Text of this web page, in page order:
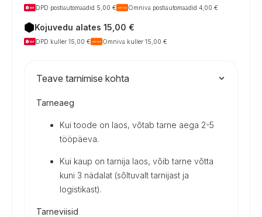
Ø22
kogus
DPD postiautomaadid 5,00 € Omniva postiautomaadid 4,00 €
Kojuvedu alates 15,00 €
DPD kuller 15,00 € Omniva kuller 15,00 €
Teave tarnimise kohta
Tarneaeg
Kui toode on laos, võtab tarne aega 2-5
tööpäeva.
Kui kaup on tarnija laos, võib tarne võtta
kuni 3 nädalat (sõltuvalt tarnijast ja
logistikast).
Tarneviisid